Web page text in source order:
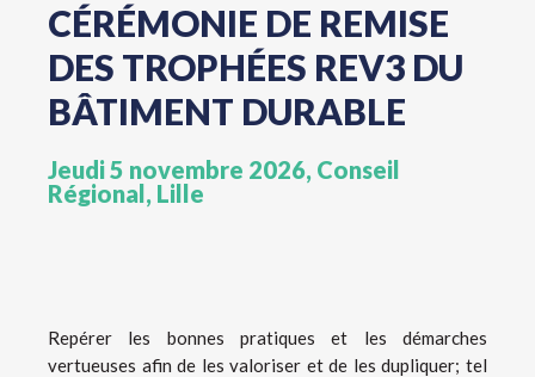
CÉRÉMONIE DE REMISE
DES TROPHÉES REV3 DU
BÂTIMENT DURABLE
Jeudi 5 novembre 2026, Conseil
Régional, Lille
Repérer les bonnes pratiques et les démarches
vertueuses afin de les valoriser et de les dupliquer; tel